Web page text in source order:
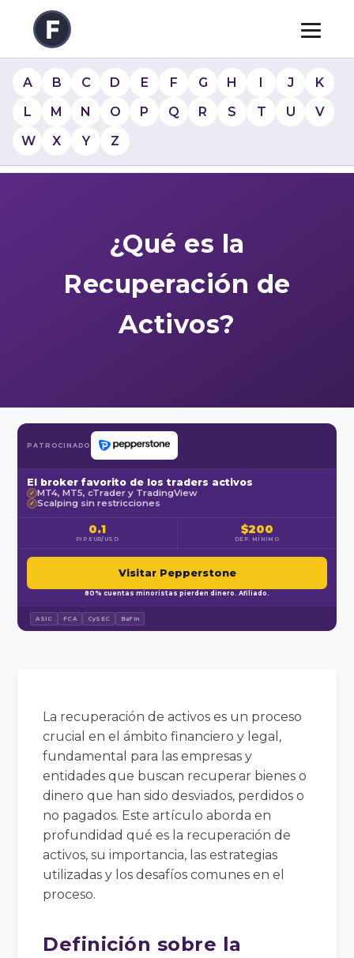
A B C D E F G H I J
K
L
M N O P Q R S T U
V
W
X Y Z
¿Qué es la
Recuperación de
Activos?
PATROCINADO
El broker favorito de los traders activos
✓ MT4, MT5, cTrader y TradingView
✓ Scalping sin restricciones
0.1
PIP EUR/USD
$200
DEP. MÍNIMO
Visitar Pepperstone
80% cuentas minoristas pierden dinero. Afiliado.
ASIC FCA CySEC BaFin
La recuperación de activos es un proceso
crucial en el ámbito financiero y legal,
fundamental para las empresas y
entidades que buscan recuperar bienes o
dinero que han sido desviados, perdidos o
no pagados. Este artículo aborda en
profundidad qué es la recuperación de
activos, su importancia, las estrategias
utilizadas y los desafíos comunes en el
proceso.
Definición sobre la